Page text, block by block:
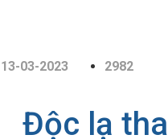
13-03-2023 2982
Độc lạ